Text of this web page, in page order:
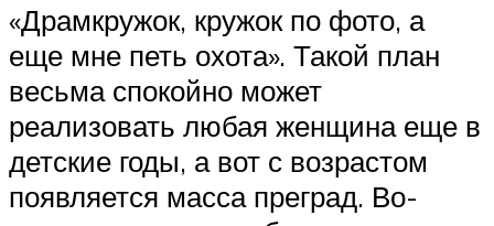
«Драмкружок, кружок по фото, а
еще мне петь охота». Такой план
весьма спокойно может
реализовать любая женщина еще в
детские годы, а вот с возрастом
появляется масса преград. Во-